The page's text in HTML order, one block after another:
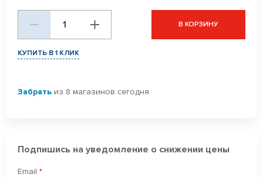
В КОРЗИНУ
КУПИТЬ В 1 КЛИК
Забрать из 8 магазинов сегодня
Подпишись на уведомление о снижении цены
Email *